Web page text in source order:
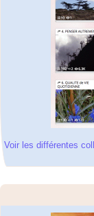
Voir les différentes